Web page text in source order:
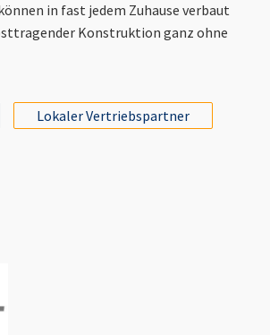
in fast jedem Zuhause verbaut
Konstruktion ganz ohne
Lokaler Vertriebspartner